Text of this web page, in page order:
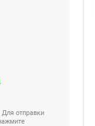
Для отправки